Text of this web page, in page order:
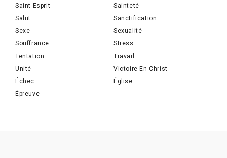
Saint-Esprit
Sainteté
Salut
Sanctification
Sexe
Sexualité
Souffrance
Stress
Tentation
Travail
Unité
Victoire En Christ
Échec
Église
Épreuve